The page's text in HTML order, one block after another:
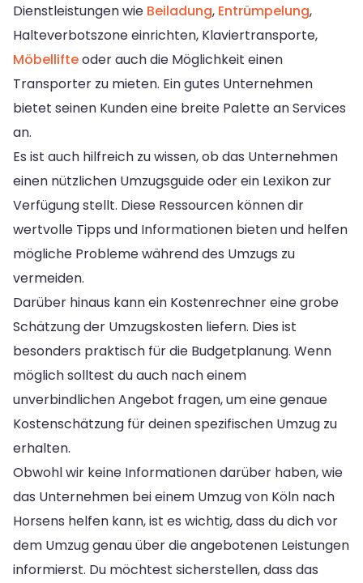
Dienstleistungen wie Beiladung, Entrümpelung,
Halteverbotszone einrichten, Klaviertransporte,
Möbellifteoder auch die Möglichkeit einen
Transporter zu mieten. Ein gutes Unternehmen
bietet seinen Kunden eine breite Palette an Services
an.
Es ist auch hilfreich zu wissen, ob das Unternehmen
einen nützlichen Umzugsguide oder ein Lexikon zur
Verfügung stellt. Diese Ressourcen können dir
wertvolle Tipps und Informationen bieten und helfen
mögliche Probleme während des Umzugs zu
vermeiden.
Darüber hinaus kann ein Kostenrechner eine grobe
Schätzung der Umzugskosten liefern. Dies ist
besonders praktisch für die Budgetplanung. Wenn
möglich solltest du auch nach einem
unverbindlichen Angebot fragen, um eine genaue
Kostenschätzung für deinen spezifischen Umzug zu
erhalten.
Obwohl wir keine Informationen darüber haben, wie
das Unternehmen bei einem Umzug von Köln nach
Horsens helfen kann, ist es wichtig, dass du dich vor
dem Umzug genau über die angebotenen Leistungen
informierst. Du möchtest sicherstellen, dass das